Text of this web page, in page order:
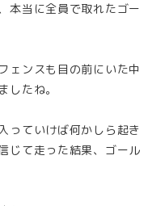
本当に全員で取れたゴー
ェンスも目の前にいた中
したね。
っていけば何かしら起き
じて走った結果、ゴール